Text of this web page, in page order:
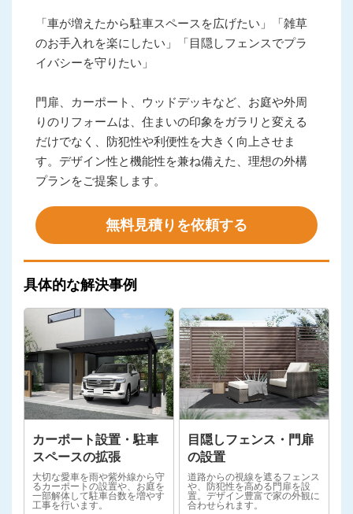
「車が増えたから駐車スペースを広げたい」「雑草
のお手入れを楽にしたい」「目隠しフェンスでプラ
イバシーを守りたい」
門扉、カーポート、ウッドデッキなど、お庭や外周
りのリフォームは、住まいの印象をガラリと変える
だけでなく、防犯性や利便性を大きく向上させま
す。デザイン性と機能性を兼ね備えた、理想の外構
プランをご提案します。
無料見積りを依頼する
具体的な解決事例
カーポート設置・駐車
スペースの拡張
大切な愛車を雨や紫外線から守
るカーポートの設置や、お庭を
一部解体して駐車台数を増やす
工事を行います。
目隠しフェンス・門扉
の設置
道路からの視線を遮るフェンス
や、防犯性を高める門扉を設
置。デザイン豊富で家の外観に
合わせられます。